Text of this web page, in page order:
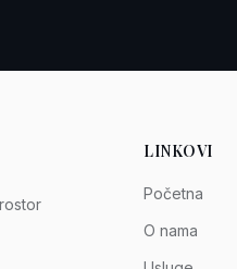
LINKOVI
Početna
O nama